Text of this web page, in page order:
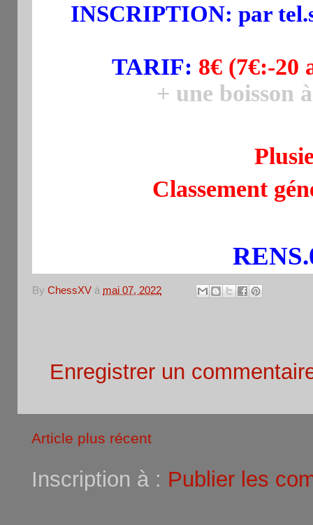
INSCRIPTION: par
TARIF: 8€ (7€:-20
+ une boisson
Classement
By ChessXV à mai 07, 2022
Enregistrer un
Article plus récent
Inscription à : Publier les